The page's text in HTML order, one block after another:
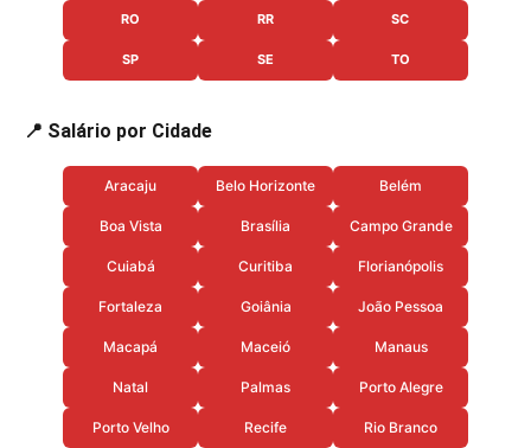
RO RR SC
SP SE TO
📍 Salário por Cidade
Aracaju Belo Horizonte Belém
Boa Vista Brasília Campo Grande
Cuiabá Curitiba Florianópolis
Fortaleza Goiânia João Pessoa
Macapá Maceió Manaus
Natal Palmas Porto Alegre
Porto Velho Recife Rio Branco